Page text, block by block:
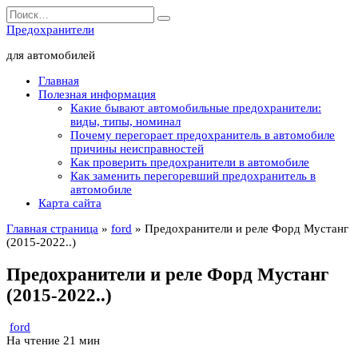
Перейти
к
содержанию
Search
for:
Предохранители
для автомобилей
Главная
Полезная информация
Какие бывают автомобильные предохранители:
виды, типы, номинал
Почему перегорает предохранитель в автомобиле
причины неисправностей
Как проверить предохранители в автомобиле
Как заменить перегоревший предохранитель в
автомобиле
Карта сайта
Главная страница » ford » Предохранители и реле Форд Мустанг
(2015-2022..)
Предохранители и реле Форд Мустанг
(2015-2022..)
ford
На чтение 21 мин